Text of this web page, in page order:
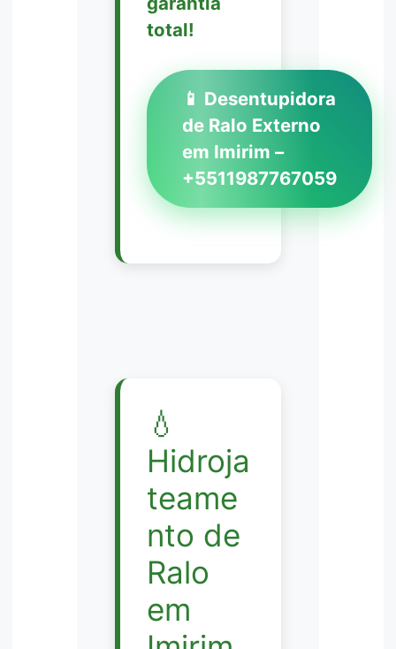
total!
📱 Desentupidora
de Ralo Externo
em Imirim –
+5511987767059
💧
Hidroja
teame
nto de
Ralo
em